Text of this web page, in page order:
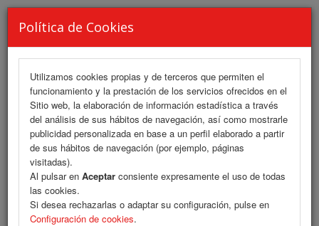
Política de Cookies
Utilizamos cookies propias y de terceros que permiten el
funcionamiento y la prestación de los servicios ofrecidos en el
Sitio web, la elaboración de información estadística a través
del análisis de sus hábitos de navegación, así como mostrarle
publicidad personalizada en base a un perfil elaborado a partir
de sus hábitos de navegación (por ejemplo, páginas
visitadas).
Al pulsar en Aceptar consiente expresamente el uso de todas
las cookies.
Si desea rechazarlas o adaptar su configuración, pulse en
Configuración de cookies.
MENU
Iniciar Sesión
Inserte su usuario y contraseña